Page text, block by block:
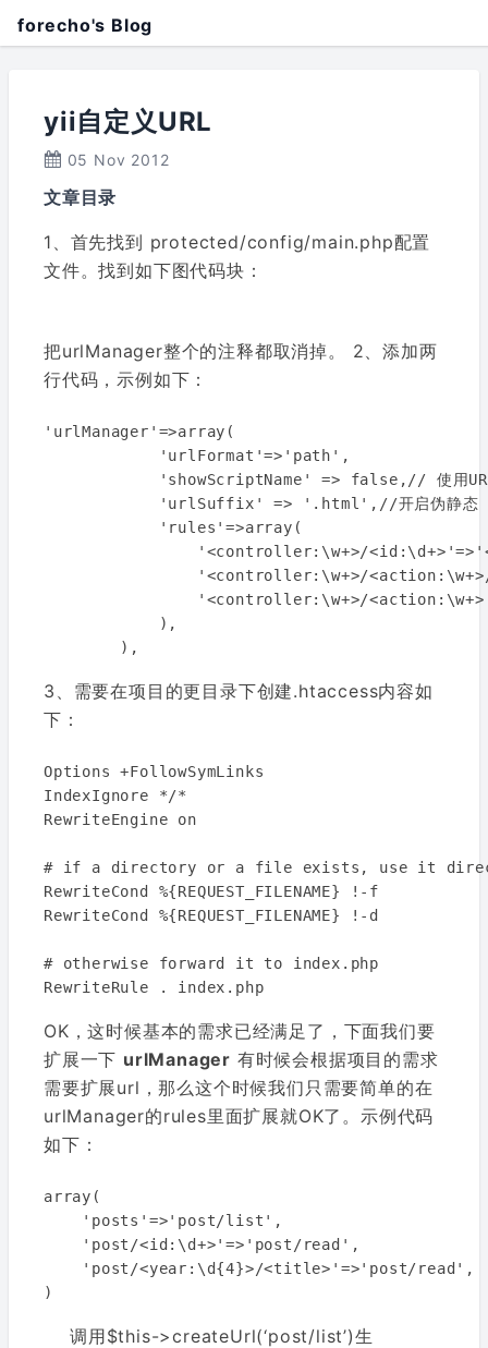
forecho's Blog
yii自定义URL
05 Nov 2012
文章目录
1、首先找到 protected/config/main.php配置
文件。找到如下图代码块：
把urlManager整个的注释都取消掉。 2、添加两
行代码，示例如下：
'urlManager'=>array(
            'urlFormat'=>'path',
'showScriptName' => false,// 使用
            'urlSuffix' => '.html',//开启伪静态
            'rules'=>array(
'<controller:\w+>/
'<controller:\w+>/
'<controller:\w+>/
            ),
3、需要在项目的更目录下创建.htaccess内容如
下：
Options +FollowSymLinks
IndexIgnore */*
RewriteEngine on
# if a directory or a file exists, use it
RewriteCond %{REQUEST_FILENAME} !-f
RewriteCond %{REQUEST_FILENAME} !-d
# otherwise forward it to index.php
OK，这时候基本的需求已经满足了，下面我们要
扩展一下 urlManager 有时候会根据项目的需求
需要扩展url，那么这个时候我们只需要简单的在
urlManager的rules里面扩展就OK了。示例代码
如下：
array(
    'posts'=>'post/list',
    'post/<id:\d+>'=>'post/read',
    'post/<year:\d{4}>/<title>'=>'post/read',
调用$this->createUrl(‘post/list’)生